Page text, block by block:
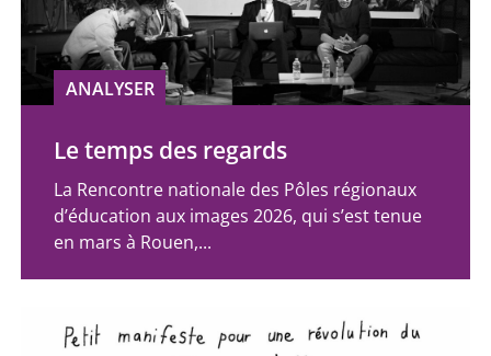
ANALYSER
Le temps des regards
La Rencontre nationale des Pôles régionaux
d’éducation aux images 2026, qui s’est tenue
en mars à Rouen,...